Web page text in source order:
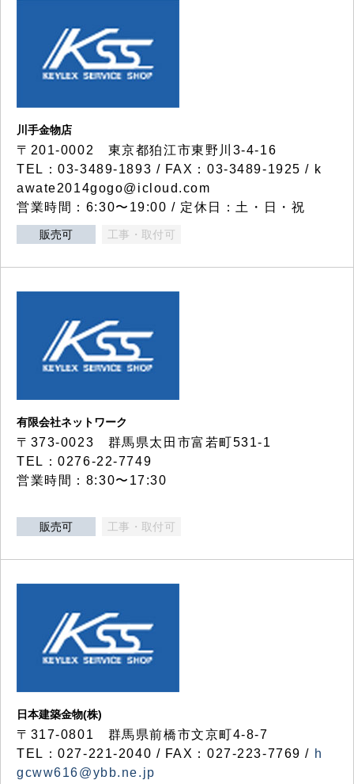
川手金物店
〒201-0002 東京都狛江市東野川3-4-16
TEL：03-3489-1893 / FAX：03-3489-1925 / k
awate2014gogo@icloud.com
営業時間：6:30〜19:00 / 定休日：土・日・祝
販売可 工事・取付可
有限会社ネットワーク
〒373-0023 群馬県太田市富若町531-1
TEL：0276-22-7749
営業時間：8:30〜17:30
販売可 工事・取付可
日本建築金物(株)
〒317‐0801 群馬県前橋市文京町4-8-7
TEL：027-221-2040 / FAX：027-223-7769 / h
gcww616@ybb.ne.jp